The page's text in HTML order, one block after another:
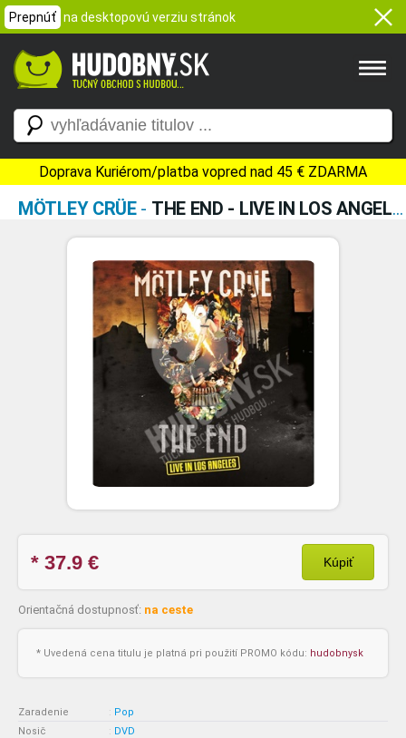
Prepnúť na desktopovú verziu stránok
Doprava Kuriérom/platba vopred nad 45 € ZDARMA
MÖTLEY CRÜE- THE END - LIVE IN LOS ANGELES (DVD + 2 LP)
* 37.9 € Kúpiť
Orientačná dostupnosť: na ceste
* Uvedená cena titulu je platná pri použití PROMO kódu: hudobnysk
Zaradenie : Pop
Nosič
: DVD